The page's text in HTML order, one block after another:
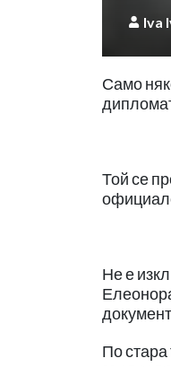
Iva
Само
Той се
Не е
По стара